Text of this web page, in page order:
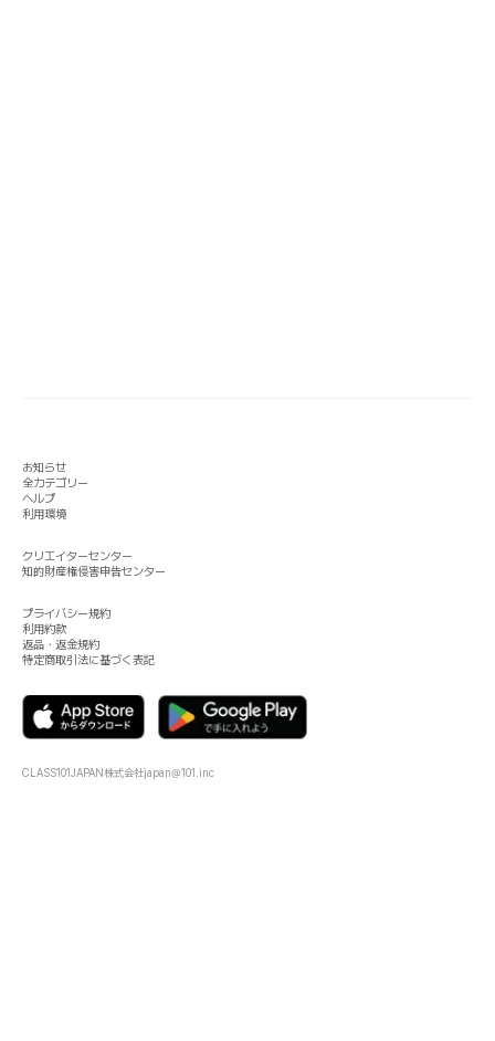
お知らせ
全カテゴリー
ヘルプ
利用環境
クリエイターセンター
知的財産権侵害申告センター
プライバシー規約
利用約款
返品・返金規約
特定商取引法に基づく表記
CLASS101JAPAN株式会社japan@101.inc